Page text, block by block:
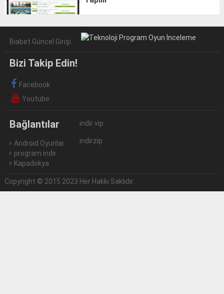
Biabet Güncel Girişi
Bizi Takip Edin!
Facebook
Youtube
Bağlantılar
Android Oyunlar
program indir
Kapadokya
indir vip
indirzip
Copyright © 2015 2023 Her Hakkı Saklıdır.